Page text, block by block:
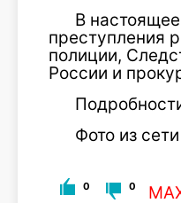
В
преступления
полиции,
России и
Фото из
0 0